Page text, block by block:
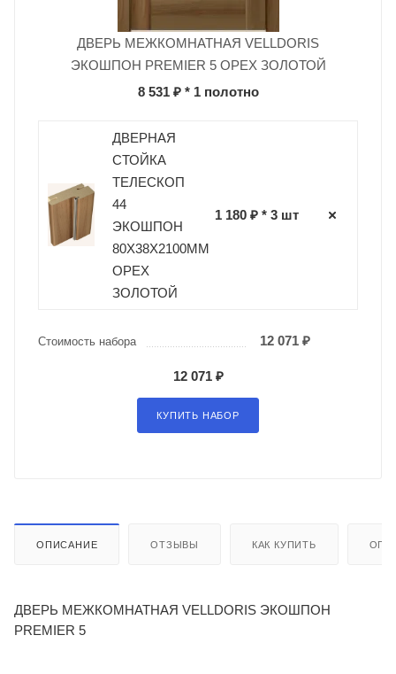
ДВЕРЬ МЕЖКОМНАТНАЯ VELLDORIS
ЭКОШПОН PREMIER 5 ОРЕХ ЗОЛОТОЙ
8 531 ₽* 1 полотно
ДВЕРНАЯ
СТОЙКА
ТЕЛЕСКОП
44
ЭКОШПОН
80Х38Х2100ММ
ОРЕХ
ЗОЛОТОЙ
1 180 ₽ * 3 шт
Стоимость набора 12 071 ₽
12 071 ₽
КУПИТЬ НАБОР
ОПИСАНИЕ ОТЗЫВЫ КАК КУПИТЬ
ДВЕРЬ МЕЖКОМНАТНАЯ VELLDORIS ЭКОШПОН
PREMIER 5